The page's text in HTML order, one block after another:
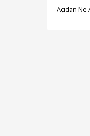
Açıdan